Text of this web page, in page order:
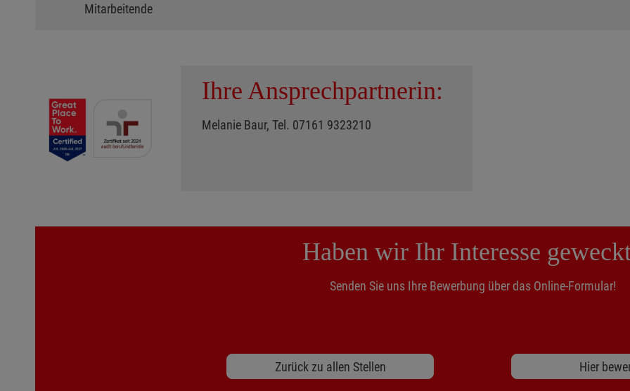
Mitarbeitende
Ihre Ansprechpartnerin:
Melanie Baur, Tel. 07161 9323210
Haben wir Ihr Interesse
Senden Sie uns Ihre Bewerbung über das Online-Formular!
Zurück zu allen Stellen Hier